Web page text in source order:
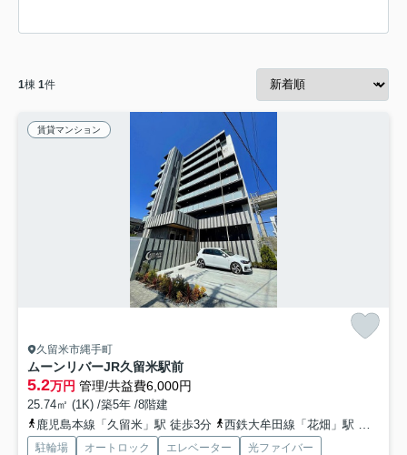
1棟 1件
賃貸マンション
久留米市縄手町
ムーンリバーJR久留米駅前
5.2万円 管理/共益費6,000円
25.74㎡ (1K) /築5年 /8階建
鹿児島本線「久留米」駅 徒歩3分
西鉄大牟田線「花畑」駅 徒歩28分
駐輪場 オートロック エレベーター
光ファイバー